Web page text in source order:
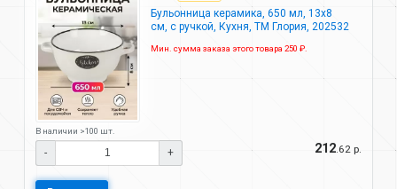
Бульонница керамика, 650 мл, 13х8
см, с ручкой, Кухня, ТМ Глория, 202532
Мин. сумма заказа этого товара 250 ₽.
В наличии >100 шт.
- + 212.62 р.